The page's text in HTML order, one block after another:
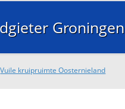
Groningen
Vuile kruipruimte Oosternieland